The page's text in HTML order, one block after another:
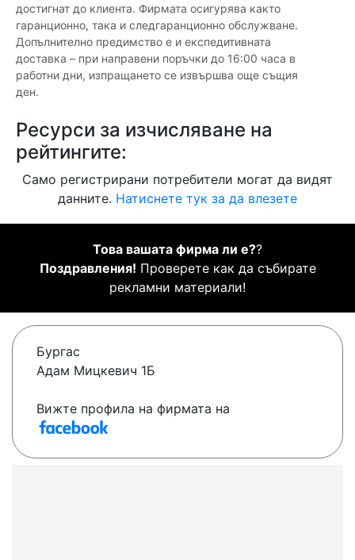
достигнат до клиента. Фирмата осигурява както
гаранционно, така и следгаранционно обслужване.
Допълнително предимство е и експедитивната
доставка – при направени поръчки до 16:00 часа в
работни дни, изпращането се извършва още същия
ден.
Ресурси за изчисляване на
рейтингите:
Само регистрирани потребители могат да видят
данните. Натиснете тук за да влезете
Това вашата фирма ли е??
Поздравления! Проверете как да събирате
рекламни материали!
Бургас
Адам Мицкевич 1Б
Вижте профила на фирмата на